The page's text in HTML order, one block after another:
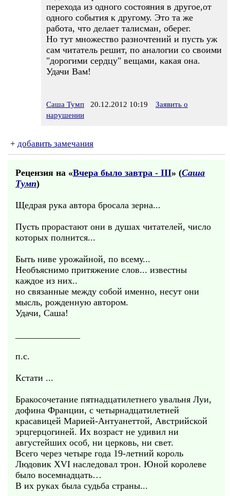
перехода из одного состояния в другое,от
одного события к другому. Это та же
работа, что делает талисман, оберег.
Но тут множество разночтений и пусть уж
сам читатель решит, по аналогии со своими
"дорогими сердцу" вещами, какая она.
Удачи Вам!
Саша Тумп 20.12.2012 10:19
Заявить о
нарушении
+ добавить замечания
Рецензия на «Вчера было завтра - III» (Саша
Тумп)
Щедрая рука автора бросала зерна...
Пусть прорастают они в душах читателей, число
которых полнится...
Быть ниве урожайной, по всему...
Необъяснимо притяжение слов... известны
каждое из них..
но связанные между собой именно, несут они
мысль, рожденную автором.
Удачи, Саша!
п.с.
Кстати ...
Бракосочетание пятнадцатилетнего увальня Луи,
дофина Франции, с четырнадцатилетней
красавицей Марией-Антуанеттой, Австрийской
эрцгерцогиней. Их возраст не удивил ни
августейших особ, ни церковь, ни свет.
Всего через четыре года 19-летний король
Людовик XVI наследовал трон. Юной королеве
было восемнадцать…
В их руках была судьба страны...